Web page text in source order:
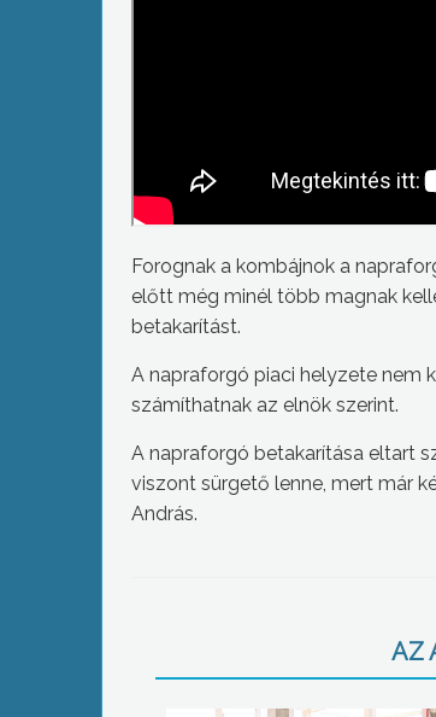
Forognak a kombájnok a
előtt még minél több magnak
betakarítást.
A napraforgó piaci helyzete nem
számíthatnak az elnök szerint.
A napraforgó betakarítása eltart
viszont sürgető lenne, mert már
András.
AZ